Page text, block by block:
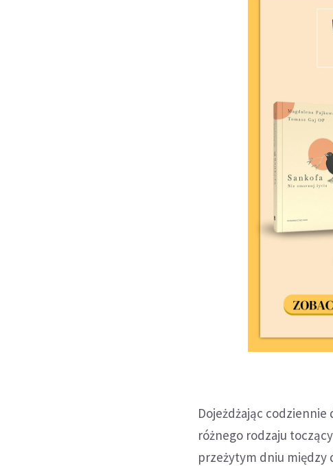
Dojeżdżając
różnego rodzaju
przeżytym dniu między